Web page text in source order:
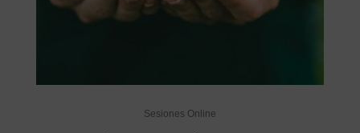
Sesiones Online